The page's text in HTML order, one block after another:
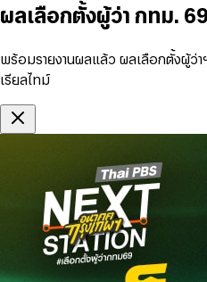
ผลเลือกตั้งผู้ว่า กทม. 69
พร้อมรายงานผลแล้ว ผลเลือกตั้งผู้ว่
เรียลไทม์